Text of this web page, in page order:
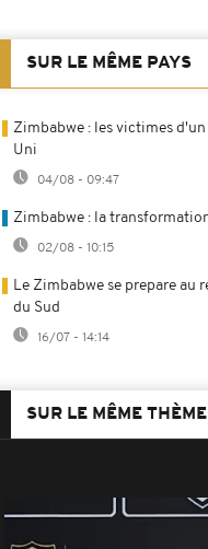
SUR LE MÊME PAYS
Zimbabwe : les victimes
Uni
04/08 - 09:47
Zimbabwe : la
02/08 - 10:15
Le Zimbabwe se prepare
du Sud
16/07 - 14:14
SUR LE MÊME THÈME